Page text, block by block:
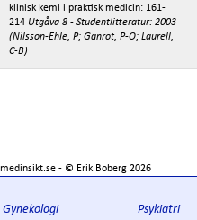
klinisk kemi i praktisk medicin: 161-
214 Utgåva 8 - Studentlitteratur: 2003
(Nilsson-Ehle, P; Ganrot, P-O; Laurell,
C-B)
medinsikt.se - © Erik Boberg 2026
Gynekologi Psykiatri